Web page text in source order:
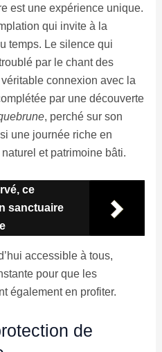
est une expérience unique.
qui invite à la
temps. Le silence qui
par le chant des
connexion avec la
par une découverte
, perché sur son
une journée riche en
et patrimoine bâti.
ce
sanctuaire
accessible à tous,
pour que les
également en profiter.
de